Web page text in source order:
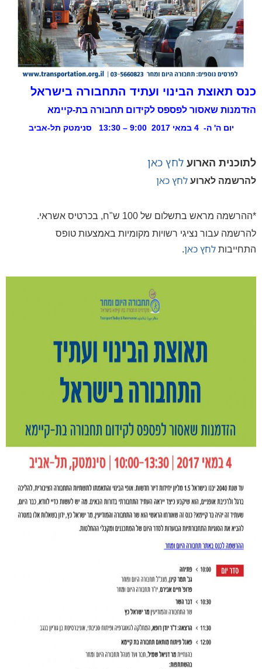
כנס תאוצת הבינוי ועתיד התחבורה בישראל
הזדמנות שאסור לפספס לקידום תחבורה בת-קיימא
יום ה' ה- 4 במאי 2017 9:00 – 13:30 סנימטק תל-אביב
לתוכנית הארוע לחץ כאן
להרשמה לארוע לחץ כאן
*ההרשמה מראש בתשלום של 100 ש"ח, בכרטיס אשראי.
להרשמה עבור נציגי רשויות מקומיות באמצעות טופס
התחייבות לחץ כאן.